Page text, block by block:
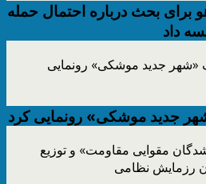
برای بحث درباره احتمال حمله
داد
جدید موشکی» رونمایی کرد